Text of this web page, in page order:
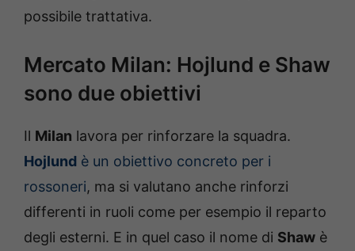
possibile trattativa.
Mercato Milan: Hojlund e Shaw
sono due obiettivi
Il Milan lavora per rinforzare la squadra.
Hojlund è un obiettivo concreto per i
rossoneri, ma si valutano anche rinforzi
differenti in ruoli come per esempio il reparto
degli esterni. E in quel caso il nome di Shaw è